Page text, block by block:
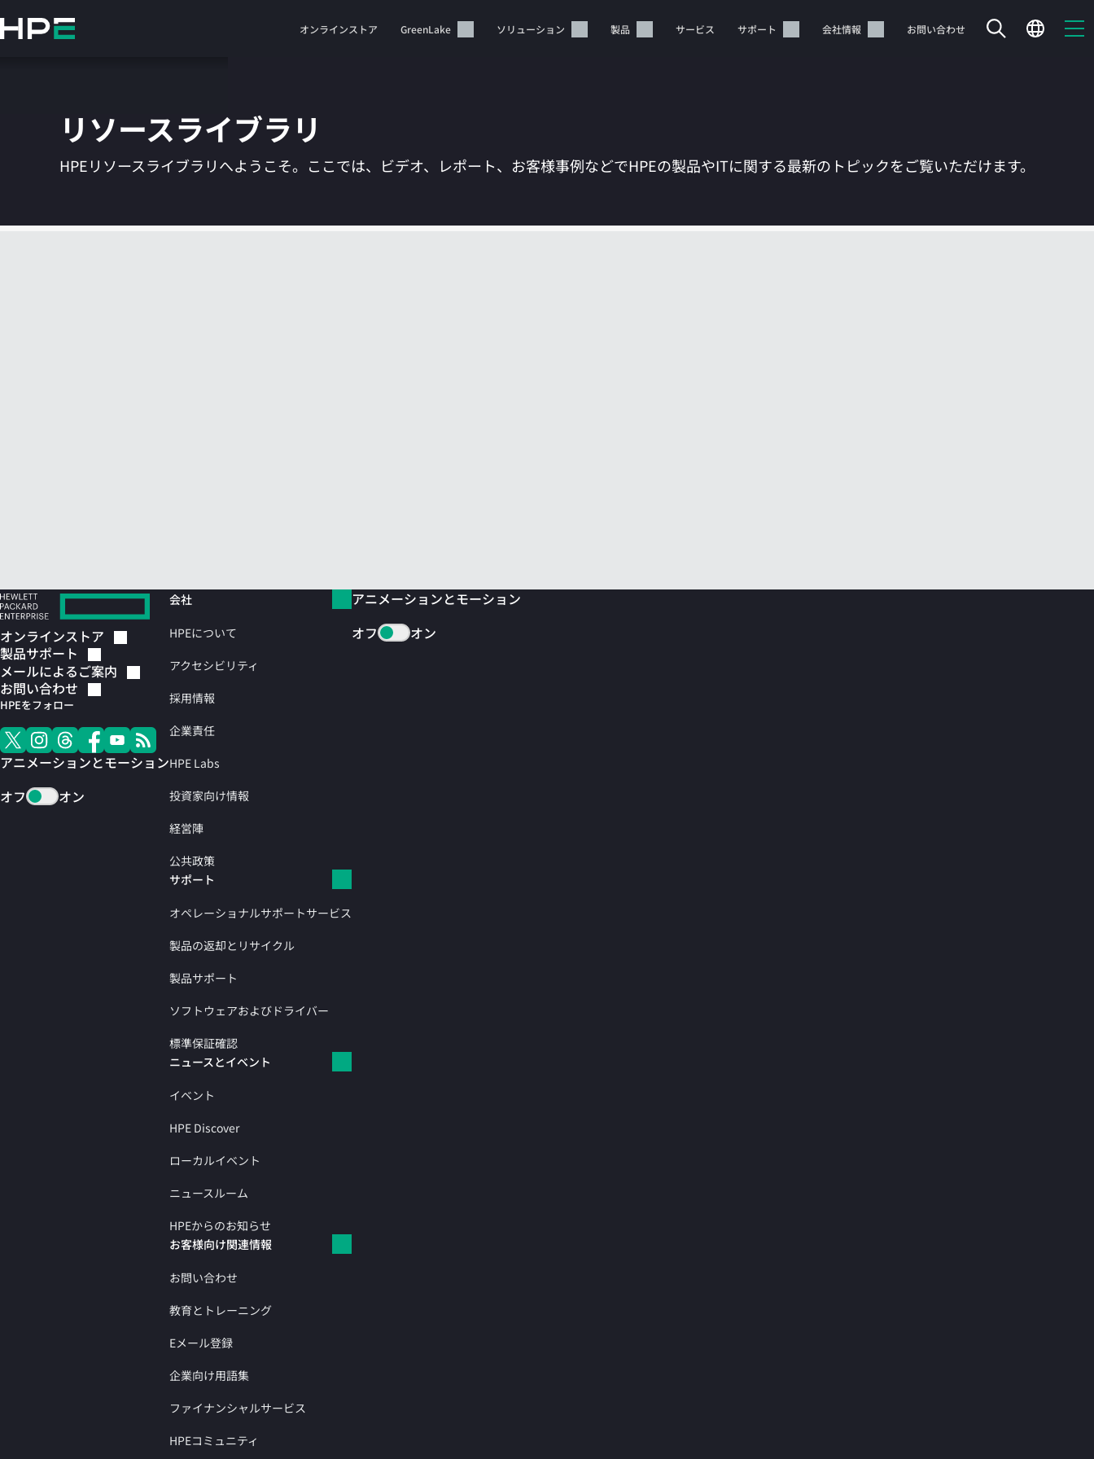
イ
ッ
オンラインストア GreenLake ソリューション 製品 サービス サポート 会社情報 お問い合わせ
カートは空です
リソースライブラリ
HPEリソースライブラリへようこそ。ここでは、ビデオ、レポート、お客様事例などでHPEの製品やITに関する最新のトピックをご覧いただけます。
オンラインストア
製品サポート
メールによるご案内
お問い合わせ
HPEをフォロー
アニメーションとモーション
オフ
オン
会社
HPEについて
アクセシビリティ
採用情報
企業責任
HPE Labs
投資家向け情報
経営陣
公共政策
サポート
オペレーショナルサポートサービス
製品の返却とリサイクル
製品サポート
ソフトウェアおよびドライバー
標準保証確認
ニュースとイベント
イベント
HPE Discover
ローカルイベント
ニュースルーム
HPEからのお知らせ
お客様向け関連情報
お問い合わせ
教育とトレーニング
Eメール登録
企業向け用語集
ファイナンシャルサービス
HPEコミュニティ
アニメーションとモーション
オフ
オン